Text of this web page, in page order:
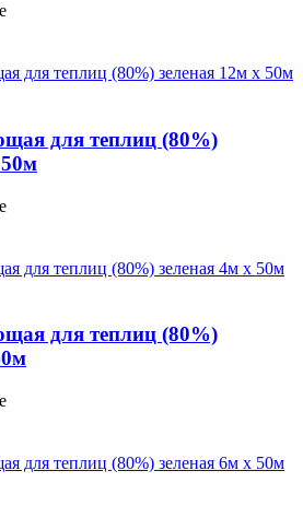
для теплиц (80%)
для теплиц (80%)